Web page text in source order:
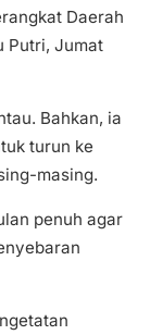
Daerah
Putri, Jumat
Bahkan, ia
turun ke
masing.
penuh agar